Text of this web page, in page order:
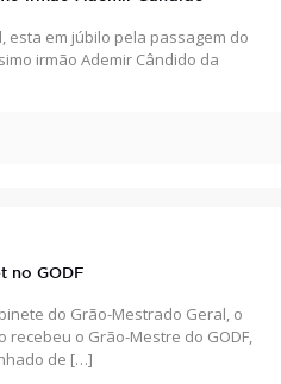
esta em júbilo pela passagem do
irmão Ademir Cândido da
no GODF
do Grão-Mestrado Geral, o
o Grão-Mestre do GODF,
de […]